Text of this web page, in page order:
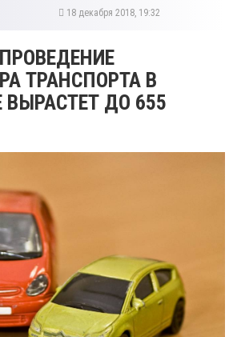
18 декабря 2018, 19:32
ТРАНСПОРТА В
ДО 655